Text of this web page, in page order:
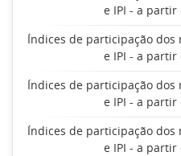
e IPI - a partir
Índices de participação dos
e IPI - a partir
Índices de participação dos
e IPI - a partir
Índices de participação dos
e IPI - a partir